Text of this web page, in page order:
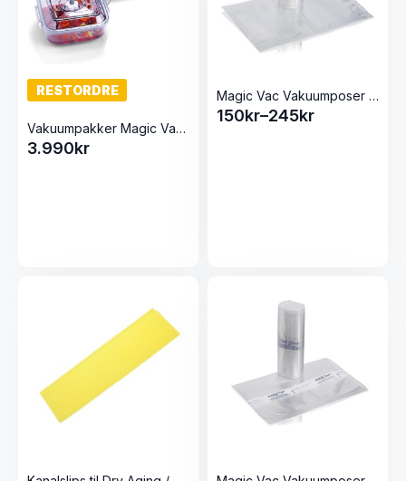
RESTORDRE
Vakuumpakker Magic Vac Maxima 2
3.990kr
Magic Vac Vakuumposer på rull uten label
150kr–245kr
Prisområde: